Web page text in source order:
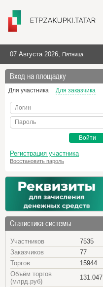
07 Августа 2026, Пятница
Вход на площадку
Для участника Для заказчика
Логин
Пароль
Войти
Регистрация участника
Восстановить пароль
Статистика системы
Участников
7535
Заказчиков
77
Торгов
15944
Объём торгов
(млрд.руб)
131.047